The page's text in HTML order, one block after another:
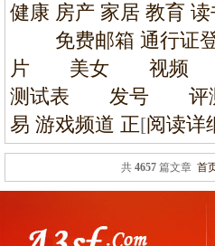
健康 房产 家居 教育
免费邮箱 通行
片 美女 视频
测试表 发号 评
易 游戏频道 正[阅读详
共 4657篇文章 首